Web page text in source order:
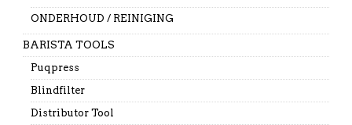
ONDERHOUD / REINIGING
BARISTA TOOLS
Puqpress
Blindfilter
Distributor Tool